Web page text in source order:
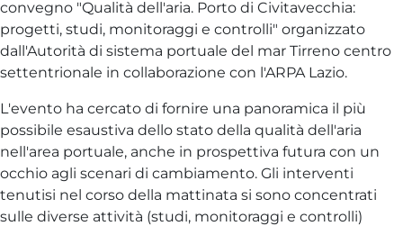
convegno "Qualità dell'aria. Porto di Civitavecchia:
progetti, studi, monitoraggi e controlli" organizzato
dall'Autorità di sistema portuale del mar Tirreno centro
settentrionale in collaborazione con l'ARPA Lazio.
L'evento ha cercato di fornire una panoramica il più
possibile esaustiva dello stato della qualità dell'aria
nell'area portuale, anche in prospettiva futura con un
occhio agli scenari di cambiamento. Gli interventi
tenutisi nel corso della mattinata si sono concentrati
sulle diverse attività (studi, monitoraggi e controlli)